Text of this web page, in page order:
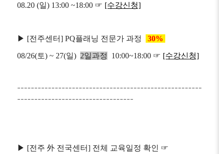
08.20 (일) 13:00 ~18:00 ☞ [수강신청]
▶ [전주센터] PQ플래닝 전문가 과정 30%
08/26(토) ~ 27(일) 2일과정 10:00~18:00 ☞ [수강신청]
------------------------------------------------------
----------------------------------
▶ [전주 外 전국센터] 전체 교육일정 확인 ☞